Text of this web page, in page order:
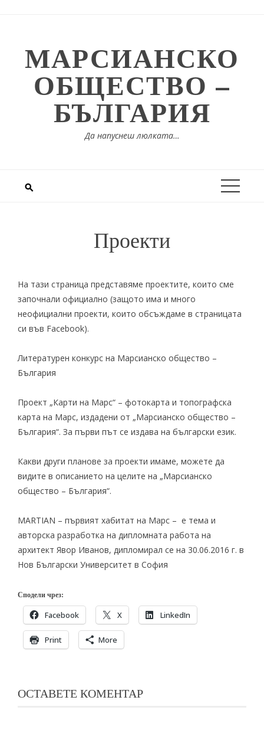
МАРСИАНСКО
ОБЩЕСТВО –
БЪЛГАРИЯ
Да напуснеш люлката…
Проекти
На тази страница представяме проектите, които сме
започнали официално (защото има и много
неофициални проекти, които обсъждаме в страницата
си във Facebook).
Литературен конкурс на Марсианско общество –
България
Проект „Карти на Марс“ – фотокарта и топографска
карта на Марс, издадени от „Марсианско общество –
България“. За първи път се издава на български език.
Какви други планове за проекти имаме, можете да
видите в описанието на целите на „Марсианско
общество – България“.
MARTIAN – първият хабитат на Марс – е тема и
авторска разработка на дипломната работа на
архитект Явор Иванов, дипломирал се на 30.06.2016 г. в
Нов Български Университет в София
Сподели чрез:
Facebook X LinkedIn
Print More
ОСТАВЕТЕ КОМЕНТАР